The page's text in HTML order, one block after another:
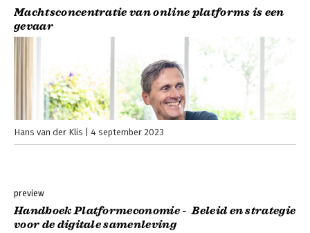
Machtsconcentratie van online platforms is een
gevaar
Hans van der Klis 4 september 2023
preview
Handboek Platformeconomie - Beleid en strategie
voor de digitale samenleving